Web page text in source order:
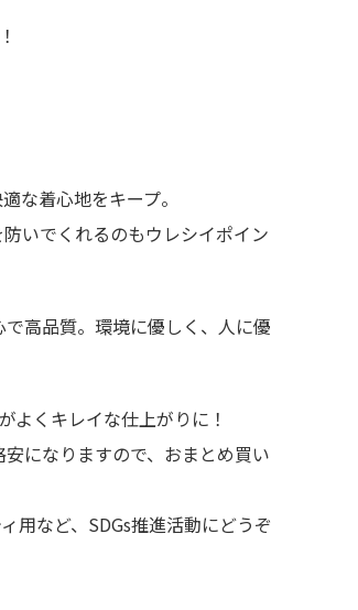
な着心地をキープ。
いでくれるのもウレシイポイン
高品質。環境に優しく、人に優
よくキレイな仕上がりに！
になりますので、おまとめ買い
用など、SDGs推進活動にどうぞ